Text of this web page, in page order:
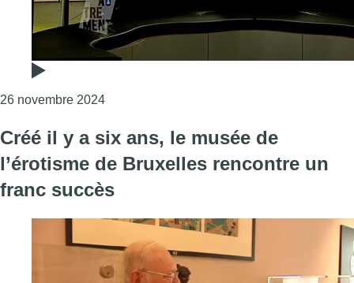
26 novembre 2024Consulter l'article "Autrement – les
Créé il y a six ans, le musée de
l’érotisme de Bruxelles rencontre un
franc succès